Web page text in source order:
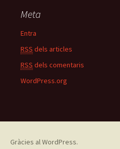
Meta
Entra
RSS dels articles
RSS dels comentaris
WordPress.org
Gràcies al WordPress.